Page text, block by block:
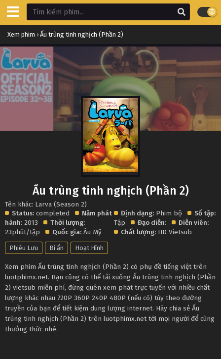
Xem phim › Ấu trùng tinh nghịch (Phần 2)
Ấu trùng tinh nghịch (Phần 2)
Tên khác: Larva (Season 2)
Status: completed
Năm phát
hành: 2013
Thời lượng:
23phút/tập
Quốc gia: Âu Mỹ
Định dạng: Phim bộ Số tập:
Tập
Đạo diễn:
Diễn viên:
Chất lượng: HD Vietsub
Phiêu Lưu Bí ẩn Hoạt Hình
Xem phim Ấu trùng tinh nghịch (Phần 2) có phụ đề tiếng việt trên
luotphimx.net. Bạn cũng có thể tải xuống Ấu trùng tinh nghịch (Phần
2) vietsub miễn phí, đừng quên xem phát trực tuyến với nhiều chất
lượng khác nhau 720P 360P 240P 480P (nếu có) tùy theo đường
truyền của bạn để tiết kiệm dung lượng internet. Hãy chia sẻ Ấu
trùng tinh nghịch (Phần 2) trên luotphimx.net tới mọi người để cùng
thưởng thức nhé.